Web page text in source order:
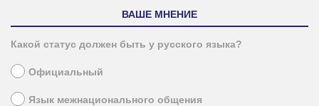
ВАШЕ МНЕНИЕ
Какой статус должен быть у русского языка?
Официальный
Язык межнационального общения